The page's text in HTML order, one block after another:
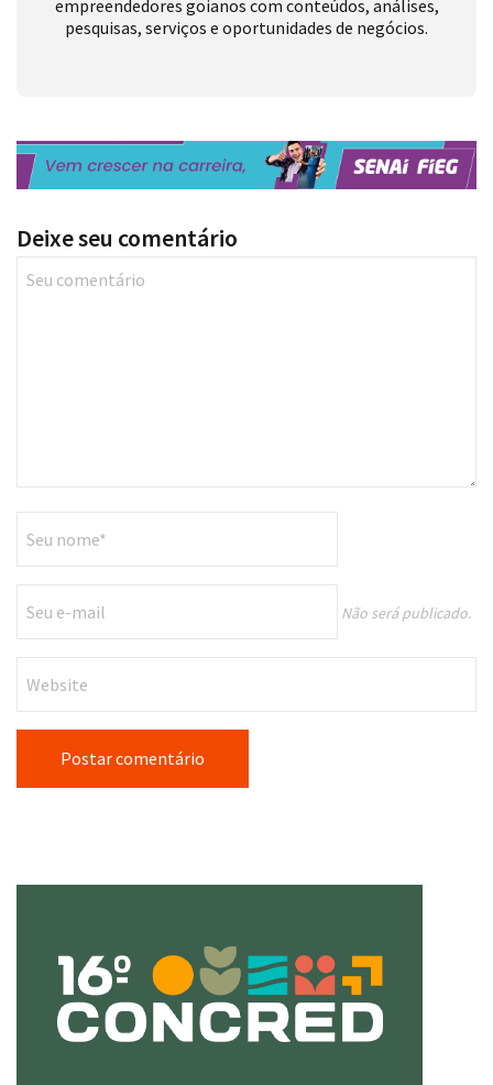
empreendedores goianos com conteúdos, análises,
pesquisas, serviços e oportunidades de negócios.
Deixe seu comentário
Não será publicado.